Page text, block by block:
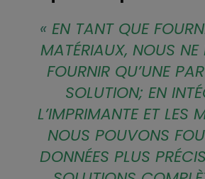
« EN TANT QUE
MATÉRIAUX, NOUS
FOURNIR QU’UNE
SOLUTION; EN
L’IMPRIMANTE ET LES
NOUS POUVONS
DONNÉES PLUS